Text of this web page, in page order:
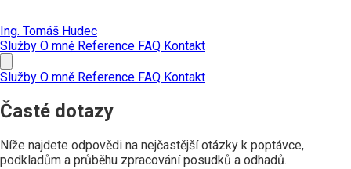
Ing. Tomáš Hudec
Služby O mně Reference FAQ Kontakt
Služby O mně Reference FAQ Kontakt
Časté dotazy
Níže najdete odpovědi na nejčastější otázky k poptávce,
podkladům a průběhu zpracování posudků a odhadů.